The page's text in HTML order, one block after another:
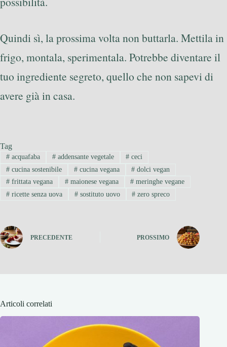
Quindi sì, la prossima volta non buttarla. Mettila in
frigo, montala, sperimentala. Potrebbe diventare il
tuo ingrediente segreto, quello che non sapevi di
avere già in casa.
Tag
#acquafaba #addensante vegetale # ceci
#cucina sostenibile #cucina vegana # dolci vegan
#frittata vegana #maionese vegana # meringhe vegane
#ricette senza uova #sostituto uovo # zero spreco
PRECEDENTE PROSSIMO
Articoli correlati